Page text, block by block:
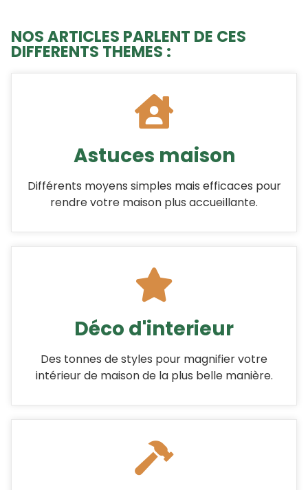
NOS ARTICLES PARLENT DE CES
DIFFERENTS THEMES :
Astuces maison
Différents moyens simples mais efficaces pour
rendre votre maison plus accueillante.
Déco d'interieur
Des tonnes de styles pour magnifier votre
intérieur de maison de la plus belle manière.